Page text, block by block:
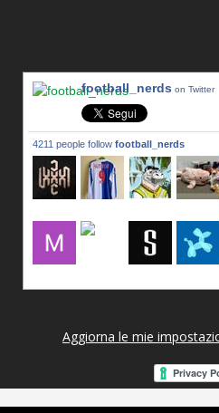
football_nerds on Twitter
4211 people follow football_nerds
Aggiorna le mie